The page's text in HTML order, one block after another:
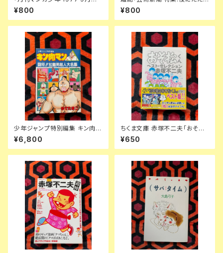
朝日ソノラマ 手塚治虫 ジョージ
秋山 藤子不二雄 風忍 永島慎二
¥800
ない ブルーノ・ムナーリ入門」 デ
ザイン絵本 玉村方久斗 ティッシ
ー 新潮社
¥800
少年ジャンプ特別編集 キン肉マ
ン 闘将！拉麺男「超人大名鑑」ゆ
でたまご 初版 ラーメンマン 集
英社
¥6,800
ちくま文庫 赤塚不二夫「おそ松
くんベスト・セレクション」初版
帯付き 筑摩書房 文庫オリジナ
ル
¥650